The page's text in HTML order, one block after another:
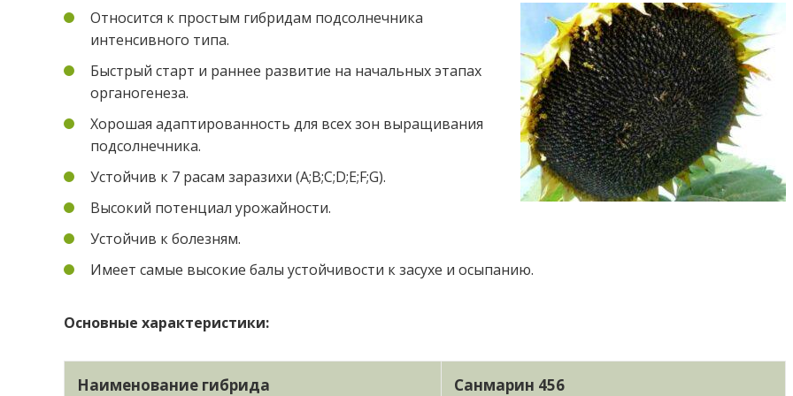
Относится к простым гибридам подсолнечника
интенсивного типа.
Быстрый старт и раннее развитие на начальных этапах
органогенеза.
Хорошая адаптированность для всех зон выращивания
подсолнечника.
Устойчив к 7 расам заразихи (A;B;C;D;E;F;G).
Высокий потенциал урожайности.
Устойчив к болезням.
Имеет самые высокие балы устойчивости к засухе и осыпанию.
Основные характеристики:
Наименование гибрида Санмарин 456